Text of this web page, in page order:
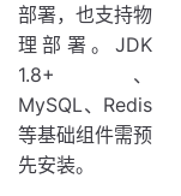
部署，也支持物
理部署。JDK
1.8+、
MySQL、Redis
等基础组件需预
先安装。